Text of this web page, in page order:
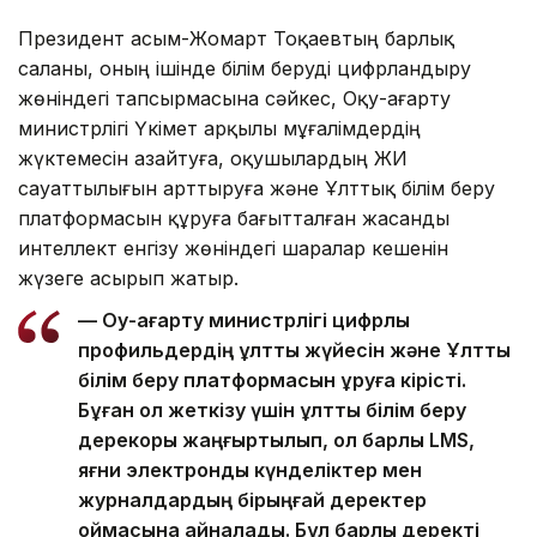
Президент Қасым-Жомарт Тоқаевтың барлық
саланы, оның ішінде білім беруді цифрландыру
жөніндегі тапсырмасына сәйкес, Оқу-ағарту
министрлігі Үкімет арқылы мұғалімдердің
жүктемесін азайтуға, оқушылардың ЖИ
сауаттылығын арттыруға және Ұлттық білім беру
платформасын құруға бағытталған жасанды
интеллект енгізу жөніндегі шаралар кешенін
жүзеге асырып жатыр.
— Оқу-ағарту министрлігі цифрлық
профильдердің ұлттық жүйесін және Ұлттық
білім беру платформасын құруға кірісті.
Бұған қол жеткізу үшін ұлттық білім беру
дерекқоры жаңғыртылып, ол барлық LMS,
яғни электрондық күнделіктер мен
журналдардың бірыңғай деректер
қоймасына айналады. Бұл барлық деректі